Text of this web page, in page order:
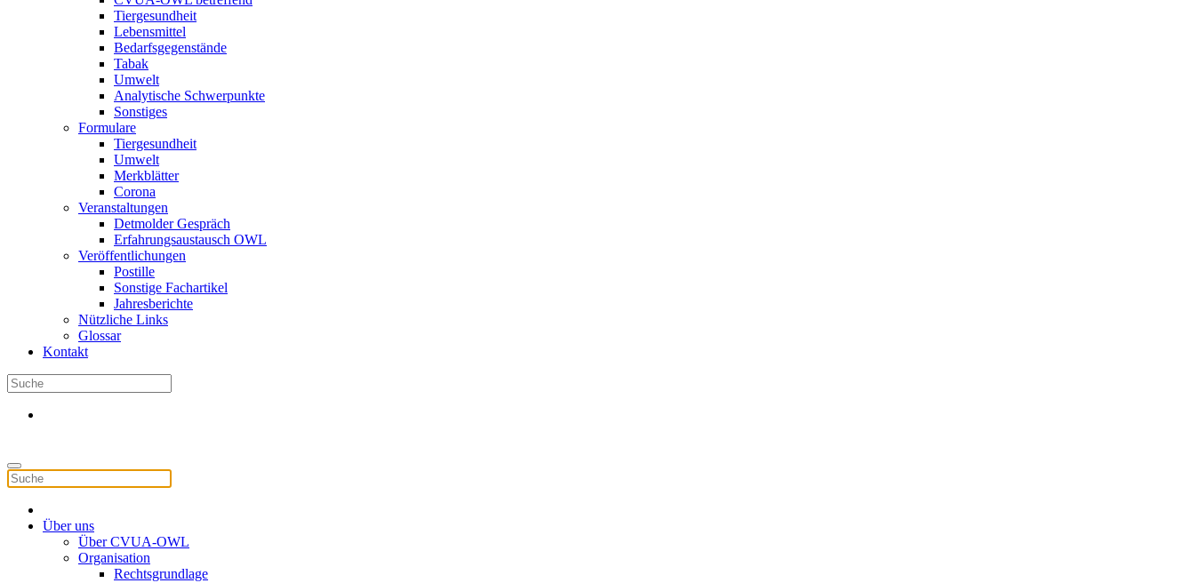
Tiergesundheit
Lebensmittel
Bedarfsgegenstände
Tabak
Umwelt
Analytische Schwerpunkte
Sonstiges
Formulare
Tiergesundheit
Umwelt
Merkblätter
Corona
Veranstaltungen
Detmolder Gespräch
Erfahrungsaustausch OWL
Veröffentlichungen
Postille
Sonstige Fachartikel
Jahresberichte
Nützliche Links
Glossar
Kontakt
Über uns
Über CVUA-OWL
Organisation
Rechtsgrundlage